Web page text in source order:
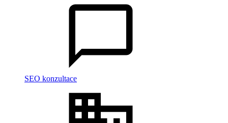
SEO konzultace